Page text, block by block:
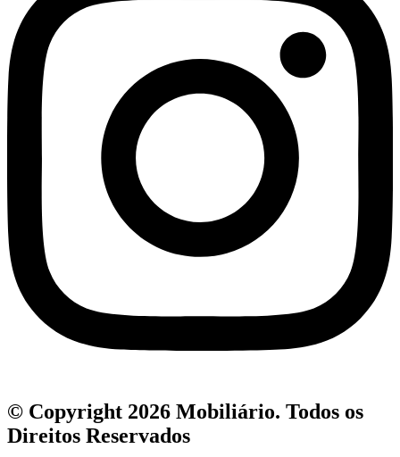
© Copyright 2026 Mobiliário. Todos os
Direitos Reservados